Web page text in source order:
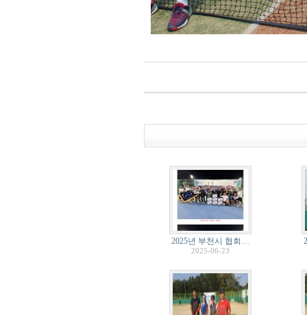
2025년 부천시 협회…
2025-06-23